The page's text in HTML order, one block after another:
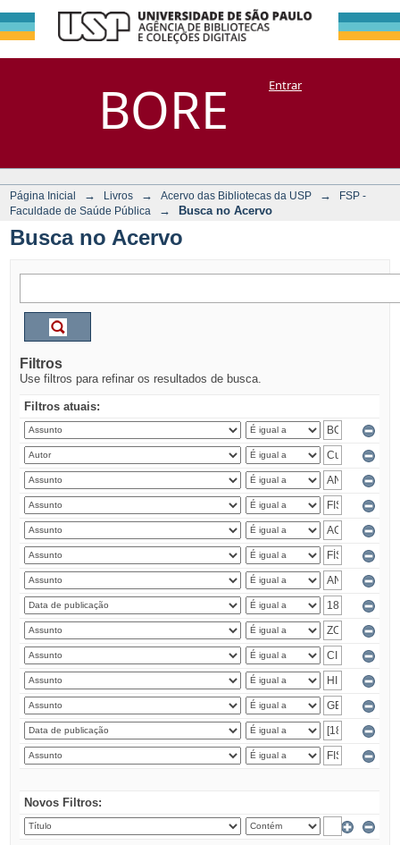
BORE
Busca no Acervo
DSpace/Manakin + CoriscoEntrar
Página Inicial → Livros → Acervo das Bibliotecas da USP →
FSP -
Faculdade de Saúde Pública
→ Busca no Acervo
Busca no Acervo
Filtros
Use filtros para refinar os resultados de busca.
Filtros atuais:
Novos Filtros: